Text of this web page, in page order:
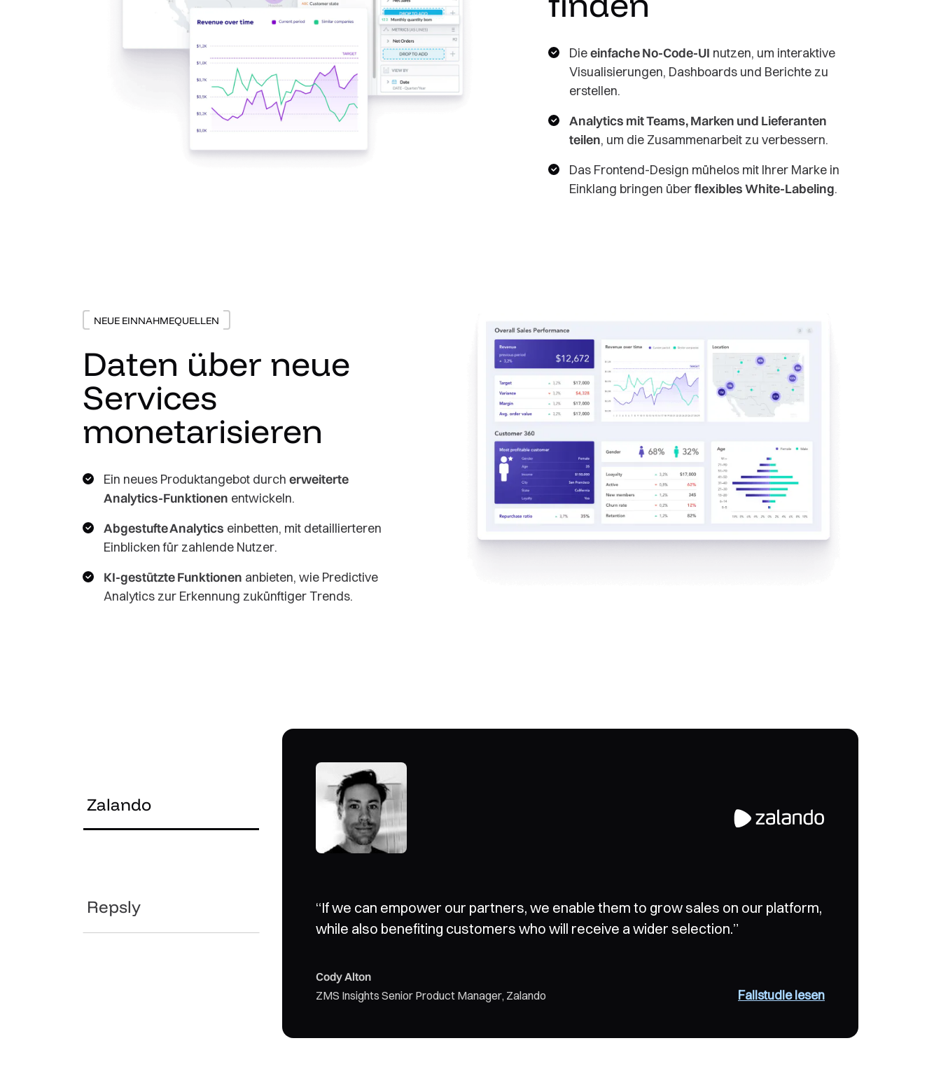
Dieeinfache No-Code-UI nutzen, um interaktive
Visualisierungen, Dashboards und Berichte zu
erstellen.
Analytics mit Teams, Marken und Lieferanten
teilen, um die Zusammenarbeit zu verbessern.
Das Frontend-Design mühelos mit Ihrer Marke in
Einklang bringen überflexibles White-Labeling.
NEUE EINNAHMEQUELLEN
Daten über neue
Services
monetarisieren
Ein neues Produktangebot durch erweiterte
Analytics-Funktionen entwickeln.
Abgestufte Analytics einbetten, mit detaillierteren
Einblicken für zahlende Nutzer.
KI-gestützte Funktionen anbieten, wie Predictive
Analytics zur Erkennung zukünftiger Trends.
Zalando
Repsly
“If we can empower our partners, we enable them to grow sales on our platform,
while also benefiting customers who will receive a wider selection.”
Cody Alton
ZMS Insights Senior Product Manager, Zalando
Fallstudie lesen
GoodData’s custom dashboards to our product offering deepened our
relationship with our clients and enhanced our user experience.”
Peter Billante
Chief Product Officer at Repsly
Fallstudie lesen